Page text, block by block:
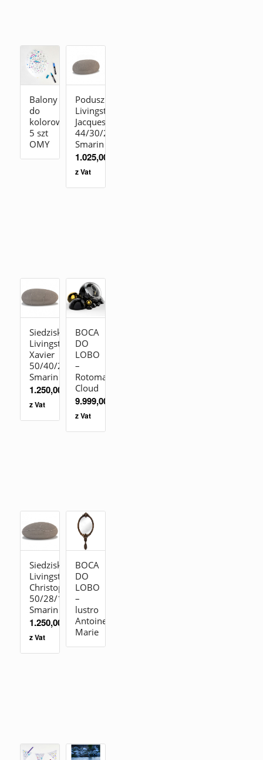
Balony
do
kolorowania
5 szt
OMY
Poduszka
Livingstones
Jacques
44/30/25
Smarin
1.025,00
z Vat
Siedzisko
Livingstones
Xavier
50/40/26
Smarin
1.250,00
z Vat
BOCA
DO
LOBO
–
Rotomat
Cloud
9.999,00
z Vat
Siedzisko
Livingstones
Christophe
50/28/19
Smarin
1.250,00
z Vat
BOCA
DO
LOBO
–
lustro
Antoinette
Marie